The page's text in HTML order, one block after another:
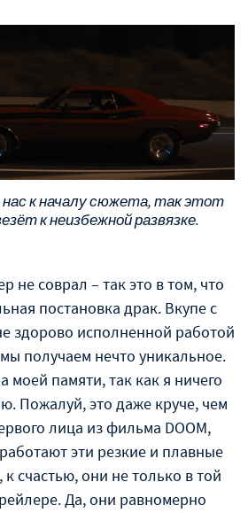
нас к началу сюжета, так этот
к неизбежной развязке.
не соврал – так это в том, что
постановка драк. Вкупе с
здорово исполненной работой
получаем нечто уникальное.
моей памяти, так как я ничего
Пожалуй, это даже круче, чем
лица из фильма DOOM,
эти резкие и плавные
счастью, они не только в той
Да, они равномерно